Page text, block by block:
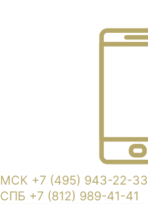
МСК +7 (495) 943-22-33
СПБ +7 (812) 989-41-41